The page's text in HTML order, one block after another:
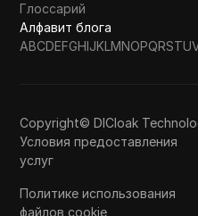
Глоссарий
Алфавит блога
ABCDEFGHIJKLMNOPQRSTU
Copyright© DICloak
Условия предоставления
услуг
Политике использования
файлов cookie